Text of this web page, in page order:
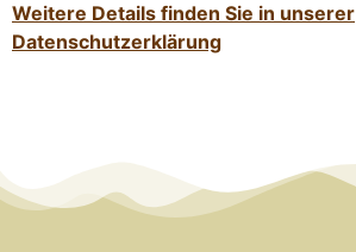
Weitere Details finden Sie in unserer
Datenschutzerklärung